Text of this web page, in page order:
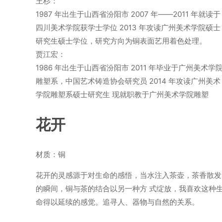
1987 年出生于山西省汾阳市 2007 年——2011 年就读于
四川美术学院获学士学位 2013 年攻读广州美术学院硕士
研究生硕士学位，研究方向为铜表面艺用着色处理。
贾江宏：
1986 年出生于山西省汾阳市 2011 年毕业于广州美术学
雕塑系，中国艺术铸造协会研究员 2014 年攻读广州美术
学院雕塑系硕士研究生 现就职教于广州美术学院雕塑
花开
材质：铜
花开的灵感源于对生命的感悟，当水注入茶壶，茶香散发
的瞬间，铜与茶的结合以另一种方 式绽放，我喜欢这种
命得以延续的感觉。追寻人、器物与自然的关系。